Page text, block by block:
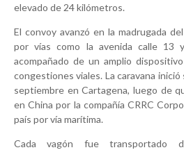
elevado de 24 kilómetros.
El convoy avanzó en la madrugada
por vías como la avenida calle 13
acompañado de un amplio
congestiones viales. La caravana
septiembre en Cartagena, luego de
en China por la compañía CRRC
país por vía marítima.
Cada vagón fue transportado